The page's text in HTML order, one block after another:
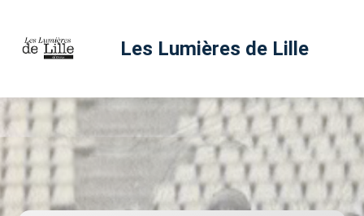
Les Lumières de Lille